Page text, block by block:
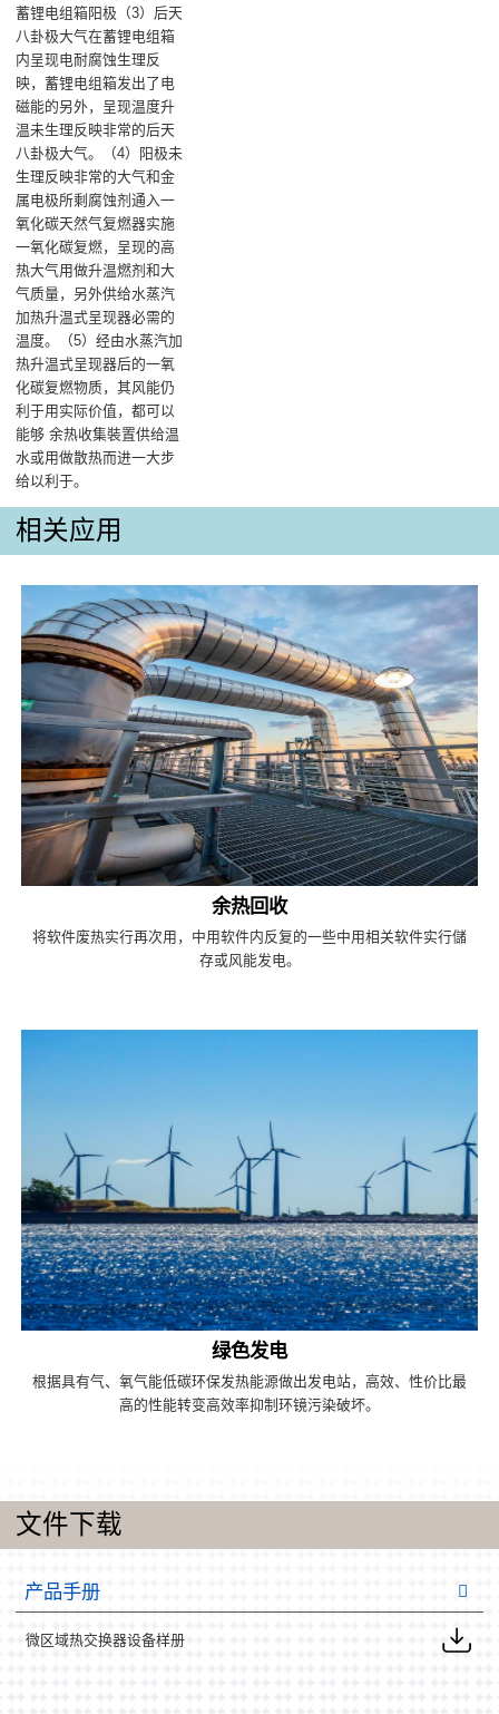
蓄锂电组箱阳极‌（3）后天
八卦极大气在蓄锂电组箱
内呈现电耐腐蚀生理反
映，蓄锂电组箱发出了电
磁能的另外，呈现温度升
温未生理反映非常的后天
八卦极大气‌。（4）阳极未
生理反映非常的大气和金
属电极所剩腐蚀剂通入一
氧化碳天然气复燃器实施
一氧化碳复燃，呈现的高
热大气用做升温燃剂和大
气质量，另外供给水蒸汽
加热升温式呈现器必需的
温度‌。（5）经由水蒸汽加
热升温式呈现器后的一氧
化碳复燃物质，其风能仍
利于用实际价值，都可以
能够 余热收集裝置供给温
水或用做散热而进一大步
给以利于。
相关应用
余热回收
将软件废热实行再次用，中用软件内反复的一些中用相关软件实行儲
存或风能发电。
绿色发电
根据具有气、氧气能低碳环保发热能源做出发电站，高效、性价比最
高的性能转变高效率抑制环镜污染破坏。
文件下载
产品手册
微区域热交换器设备样册